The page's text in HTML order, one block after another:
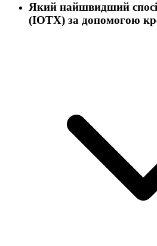
Який найшвидший
(IOTX) за допомогою